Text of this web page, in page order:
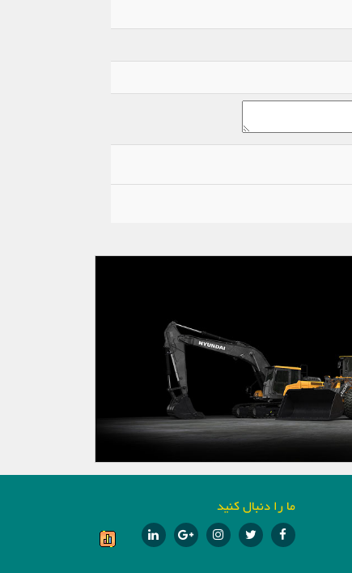
ما را دنبال کنید